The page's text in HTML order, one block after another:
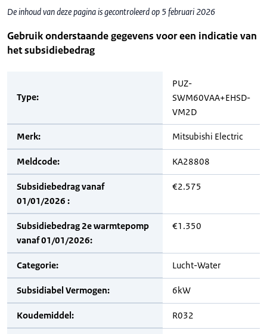
De inhoud van deze pagina is gecontroleerd op 5 februari 2026
Gebruik onderstaande gegevens voor een indicatie van
het subsidiebedrag
Type:
PUZ-
SWM60VAA+EHSD-
VM2D
Merk: Mitsubishi Electric
Meldcode: KA28808
Subsidiebedrag vanaf
01/01/2026 :
€2.575
Subsidiebedrag 2e warmtepomp
vanaf 01/01/2026:
€1.350
Categorie: Lucht-Water
Subsidiabel Vermogen: 6kW
Koudemiddel: R032